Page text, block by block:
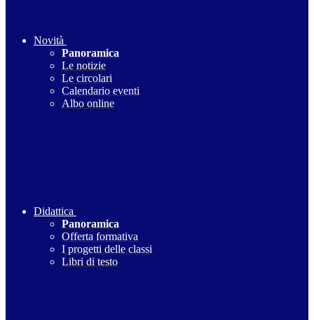
Novità
Panoramica
Le notizie
Le circolari
Calendario eventi
Albo online
Didattica
Panoramica
Offerta formativa
I progetti delle classi
Libri di testo